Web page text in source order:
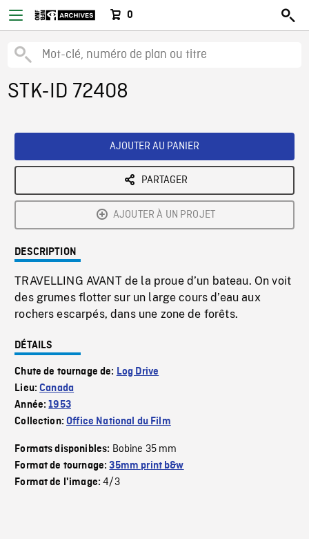
0
STK-ID 72408
AJOUTER AU PANIER
PARTAGER
AJOUTER À UN PROJET
DESCRIPTION
TRAVELLING AVANT de la proue d’un bateau. On voit
des grumes flotter sur un large cours d’eau aux
rochers escarpés, dans une zone de forêts.
DÉTAILS
Chute de tournage de: Log Drive
Lieu:Canada
Année:1953
Collection:Office National du Film
Formats disponibles: Bobine 35 mm
Format de tournage:35mm print b&w
Format de l'image:4/3